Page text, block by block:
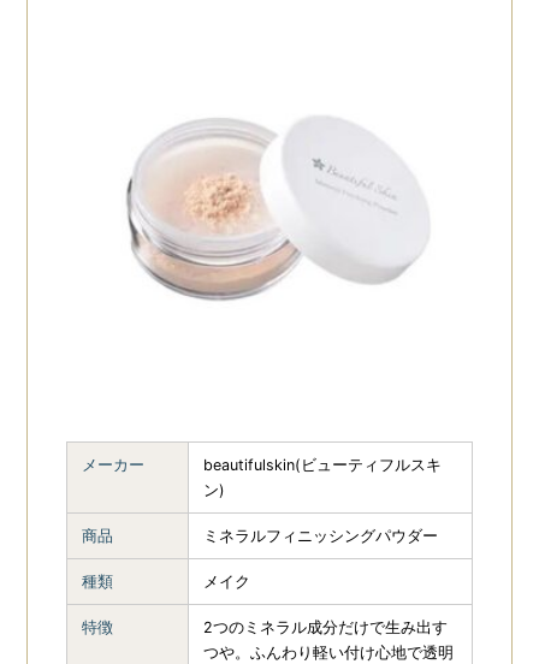
ヘアーケア ボディケア 2
トナー5
目元美容液2
ZO SKIN
HEALTH（ゼオスキン
ヘルス）
ENVIRON29
メーカー
beautifulskin(ビューティフルスキ
ン)
商品 ミネラルフィニッシングパウダー
種類 メイク
特徴
2つのミネラル成分だけで生み出す
つや。ふんわり軽い付け心地で透明